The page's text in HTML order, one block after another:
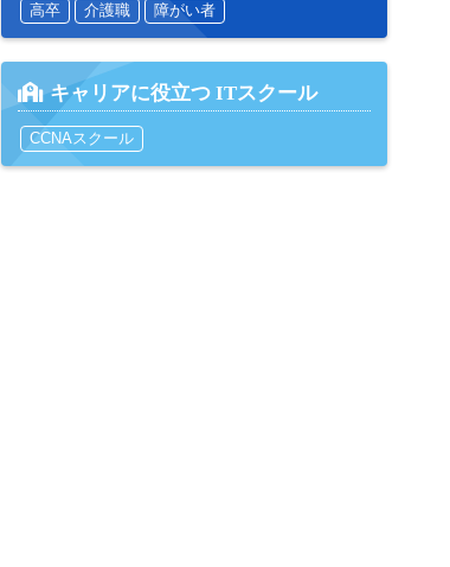
高卒
介護職 障がい者
キャリアに役立つ ITスクール
CCNAスクール